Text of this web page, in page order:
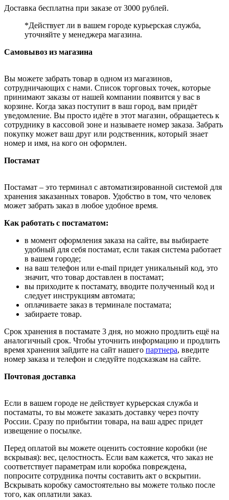
Доставка бесплатна при заказе от 3000 рублей.
*Действует ли в вашем городе курьерская служба,
уточняйте у менеджера магазина.
Самовывоз из магазина
Вы можете забрать товар в одном из магазинов,
сотрудничающих с нами. Список торговых точек, которые
принимают заказы от нашей компании появится у вас в
корзине. Когда заказ поступит в ваш город, вам придёт
уведомление. Вы просто идёте в этот магазин, обращаетесь к
сотруднику в кассовой зоне и называете номер заказа. Забрать
покупку может ваш друг или родственник, который знает
номер и имя, на кого он оформлен.
Постамат
Постамат – это терминал с автоматизированной системой для
хранения заказанных товаров. Удобство в том, что человек
может забрать заказ в любое удобное время.
Как работать с постаматом:
в момент оформления заказа на сайте, вы выбираете
удобный для себя постамат, если такая система работает
в вашем городе;
на ваш телефон или e-mail придет уникальный код, это
значит, что товар доставлен в постамат;
вы приходите к постамату, вводите полученный код и
следует инструкциям автомата;
оплачиваете заказ в терминале постамата;
забираете товар.
Срок хранения в постамате 3 дня, но можно продлить ещё на
аналогичный срок. Чтобы уточнить информацию и продлить
время хранения зайдите на сайт нашего партнера, введите
номер заказа и телефон и следуйте подсказкам на сайте.
Почтовая доставка
Если в вашем городе не действует курьерская служба и
постаматы, то вы можете заказать доставку через почту
России. Сразу по прибытии товара, на ваш адрес придет
извещение о посылке.
Перед оплатой вы можете оценить состояние коробки (не
вскрывая): вес, целостность. Если вам кажется, что заказ не
соответствует параметрам или коробка повреждена,
попросите сотрудника почты составить акт о вскрытии.
Вскрывать коробку самостоятельно вы можете только после
того, как оплатили заказ.